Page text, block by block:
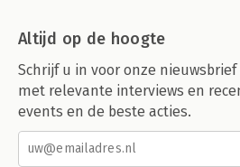
Altijd op de hoogte
Schrijf u in voor onze
met relevante interviews en
events en de beste acties.